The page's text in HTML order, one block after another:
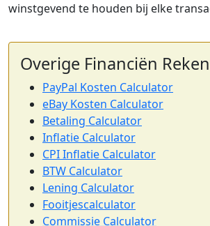
winstgevend te houden bij elke
Overige Financiën
PayPal Kosten Calculator
eBay Kosten Calculator
Betaling Calculator
Inflatie Calculator
CPI Inflatie Calculator
BTW Calculator
Lening Calculator
Fooitjescalculator
Commissie Calculator